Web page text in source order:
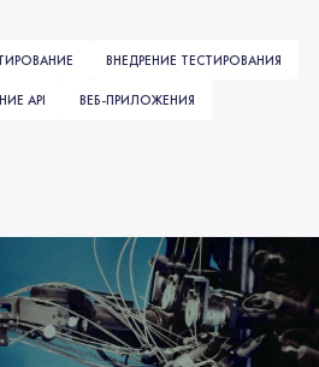
ВНЕДРЕНИЕ ТЕСТИРОВАНИЯ
API ВЕБ-ПРИЛОЖЕНИЯ